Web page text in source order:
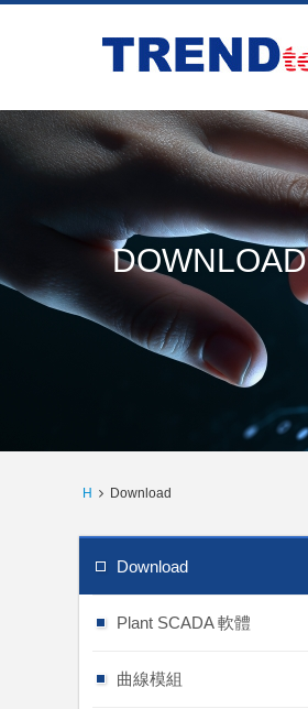
DOWNLOAD
H Download
Download
Plant SCADA 軟體
曲線模組